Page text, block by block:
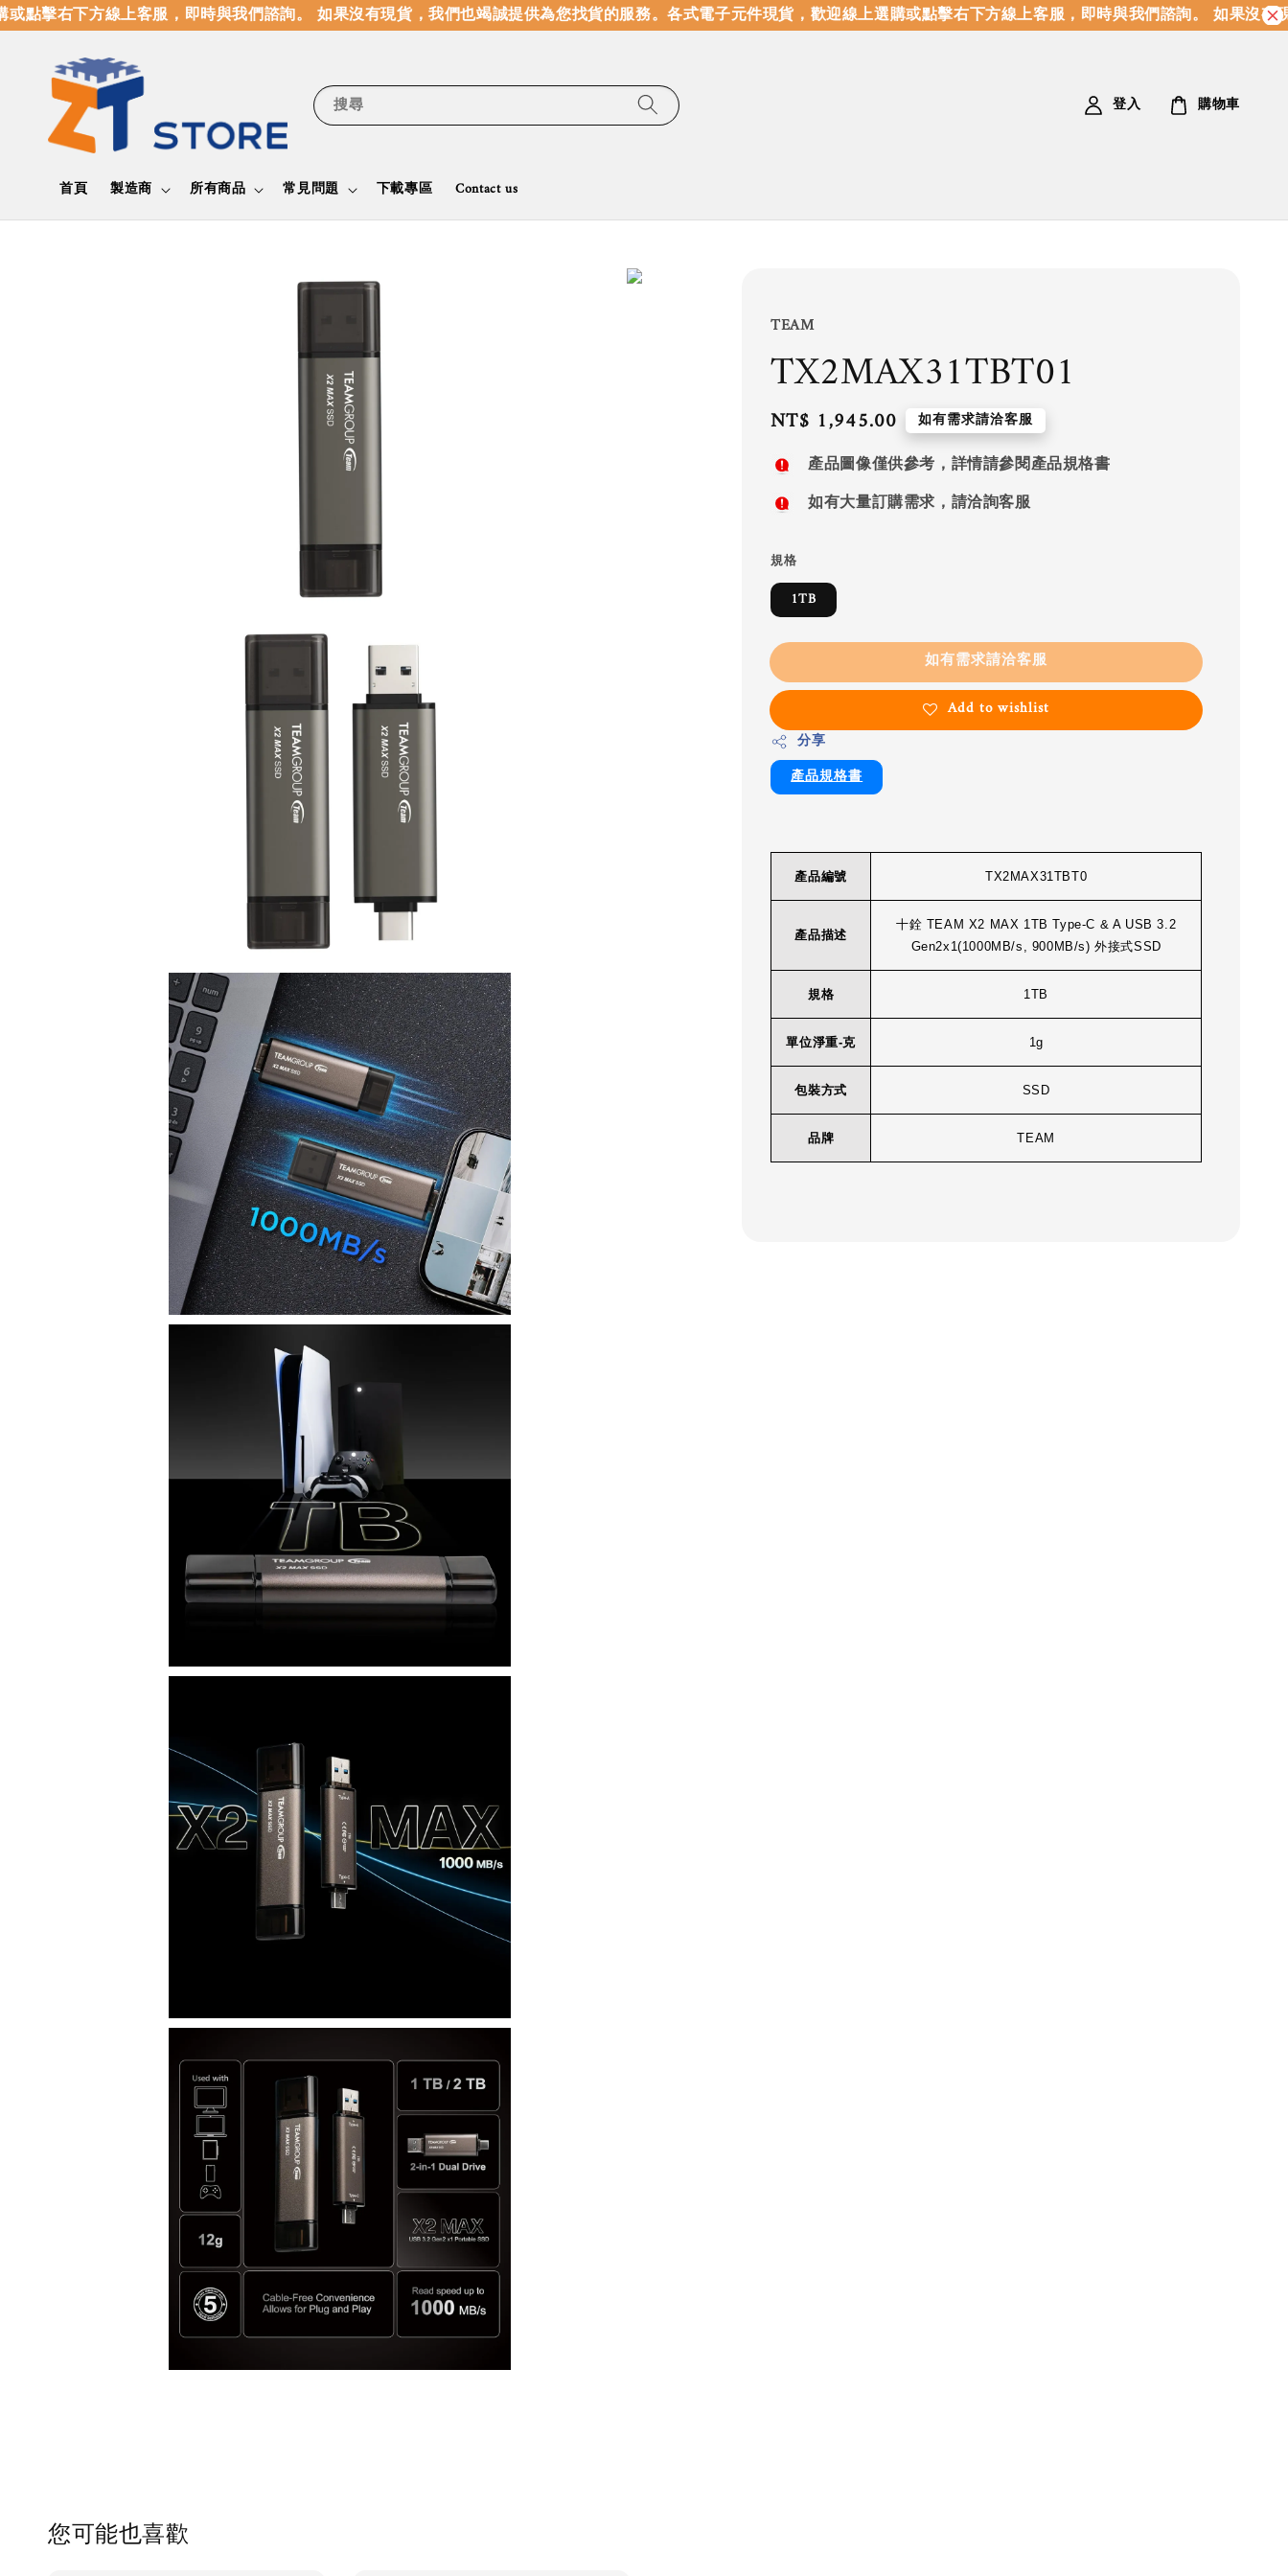
擊右下方線上客服，即時與我們諮詢。 如果沒有現貨，我們也竭誠提供為您找貨的服務。各式電子元件現貨，歡迎線上選購或點擊右下方線上客服，即時與我們諮詢。 如果沒有現
搜尋
首頁 製造商 所有商品 常見問題 下載專區 Contact us
登入 購物車
TEAM
TX2MAX31TBT01
Regular
price
NT$ 1,945.00 如有需求請洽客服
產品圖像僅供參考，詳情請參閱產品規格書
如有大量訂購需求，請洽詢客服
規格
1TB
如有需求請洽客服
Add to wishlist
分享
產品規格書
產品編號 TX2MAX31TBT0
產品描述
十銓 TEAM X2 MAX 1TB Type-C & A USB 3.2
Gen2x1(1000MB/s, 900MB/s) 外接式SSD
規格 1TB
單位淨重-克 1g
包裝方式 SSD
品牌 TEAM
您可能也喜歡